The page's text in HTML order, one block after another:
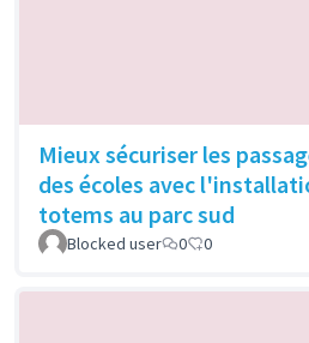
Mieux sécuriser les
des écoles avec
totems au parc sud
Blocked user 0 0